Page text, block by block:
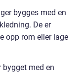
bygges med en
De er
opp rom eller lage
bygget med en